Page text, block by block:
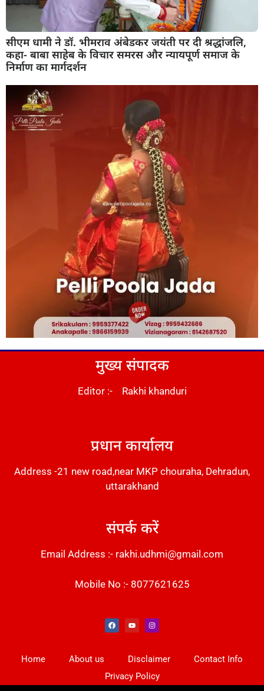
सीएम धामी ने डॉ. भीमराव अंबेडकर जयंती पर दी श्रद्धांजलि,
कहा- बाबा साहेब के विचार समरस और न्यायपूर्ण समाज के
निर्माण का मार्गदर्शन
मुख्य संपादक
Editor :- Rakhi khanduri
प्रधान कार्यालय
Address -21 new road,near MKP chouraha, Dehradun,
uttarakhand
संपर्क करें
Email Address :- rakhi.udhmi@gmail.com
Mobile No :- 8077621625
Home About us Disclaimer
Contact Info
Privacy Policy